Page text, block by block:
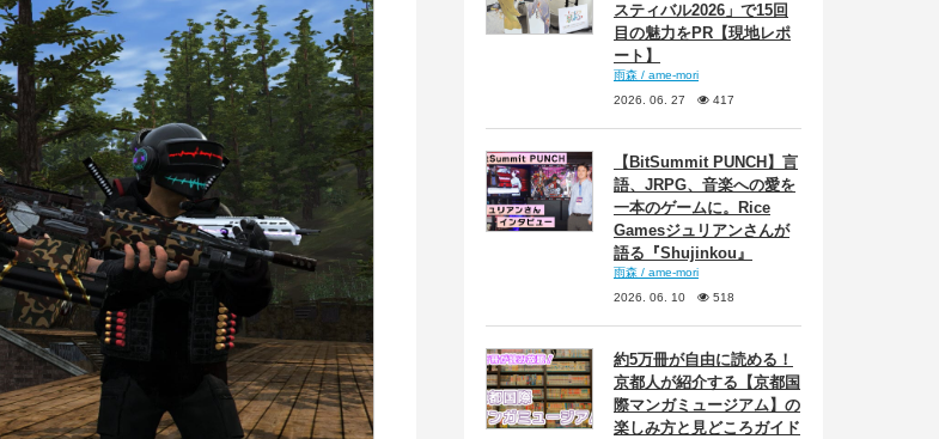
スティバル2026」で15回
目の魅力をPR【現地レポ
ート】
雨森 / ame-mori
2026. 06. 27
417
【BitSummit PUNCH】言
語、JRPG、音楽への愛を
一本のゲームに。Rice
Gamesジュリアンさんが
語る『Shujinkou』
雨森 / ame-mori
2026. 06. 10
518
約5万冊が自由に読める！
京都人が紹介する【京都国
際マンガミュージアム】の
楽しみ方と見どころガイド